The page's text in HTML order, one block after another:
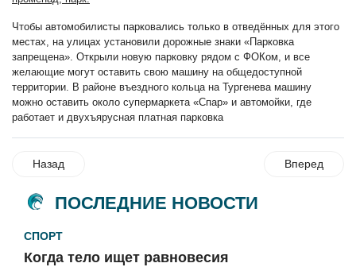
Чтобы автомобилисты парковались только в отведённых для этого
местах, на улицах установили дорожные знаки «Парковка
запрещена». Открыли новую парковку рядом с ФОКом, и все
желающие могут оставить свою машину на общедоступной
территории. В районе въездного кольца на Тургенева машину
можно оставить около супермаркета «Спар» и автомойки, где
работает и двухъярусная платная парковка
Назад Вперед
ПОСЛЕДНИЕ НОВОСТИ
СПОРТ
Когда тело ищет равновесия